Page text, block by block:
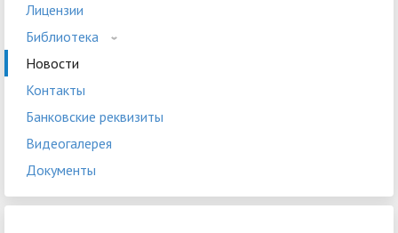
Лицензии
Библиотека
Новости
Контакты
Банковские реквизиты
Видеогалерея
Документы